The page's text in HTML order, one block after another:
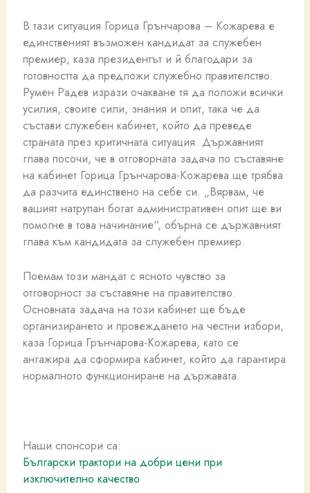
В тази ситуация Горица Грънчарова – Кожарева е
единственият възможен кандидат за служебен
премиер, каза президентът и й благодари за
готовността да предложи служебно правителство.
Румен Радев изрази очакване тя да положи всички
усилия, своите сили, знания и опит, така че да
състави служебен кабинет, който да преведе
страната през критичната ситуация. Държавният
глава посочи, че в отговорната задача по съставяне
на кабинет Горица Грънчарова-Кожарева ще трябва
да разчита единствено на себе си. „Вярвам, че
вашият натрупан богат административен опит ще ви
помогне в това начинание“, обърна се държавният
глава към кандидата за служебен премиер.
Поемам този мандат с ясното чувство за
отговорност за съставяне на правителство.
Основната задача на този кабинет ще бъде
организирането и провеждането на честни избори,
каза Горица Грънчарова-Кожарева, като се
ангажира да сформира кабинет, който да гарантира
нормалното функциониране на държавата.
Наши спонсори са:
Български трактори на добри цени при
изключително качество